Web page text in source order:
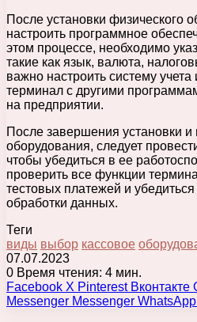
После установки физического
настроить программное
этом процессе, необходимо
такие как язык, валюта,
важно настроить систему учета
терминал с другими
на предприятии.
После завершения установки и
оборудования, следует
чтобы убедиться в ее
проверить все функции
тестовых платежей и
обработки данных.
Теги
виды выбор кассовое
07.07.2023
0 Время чтения: 4 мин.
Facebook X Pinterest Вконтакте
Messenger Messenger WhatsApp